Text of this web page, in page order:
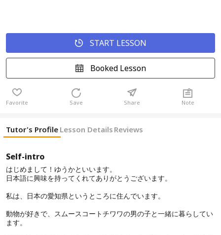
START LESSON
Booked Lesson
Favorite Save Share Note
Tutor's Profile Lesson Details Reviews
Self-intro
はじめまして！ゆうかといいます。
日本語に興味を持ってくれてありがとうございます。
私は、日本の愛知県というところに住んでいます。
動物が好きで、スムースコートチワワの男の子と一緒に暮らしてい
ます。